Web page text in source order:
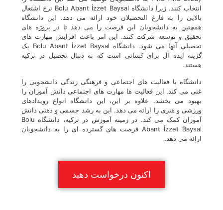
انتخاب کنند. زیرا دانشگاه Bolu Abant İzzet Baysal نرخ اشتغال
بالایی را به فارغ التحصیلان خود ارائه می دهد. این دانشگاه
همچنین به دانشجویان این فرصت را می دهد تا در پروژه های
تحقیق و توسعه شرکت کنند. این امر باعث افزایش مهارت های
تحصیلی آنها می شود. دانشگاه Bolu Abant İzzet Baysal یک
گزینه ایده آل برای کسانی است که به دنبال تحصیل در ترکیه
هستند.
دانشگاه با فعالیت های اجتماعی و فرهنگی زندگی دانشجویی را
غنی می کند. این فعالیت ها مهارت های اجتماعی دانش آموزان را
بهبود می بخشد. علاوه بر این، این دانشگاه انواع رویدادهای
ورزشی و هنری را ارائه می دهد. این به رشد جسمی و ذهنی دانش
آموزان کمک می کند. در زمینه آموزش در ترکیه، دانشگاه Bolu
Abant İzzet Baysal فرصت های گسترده ای را به دانشجویان
ارائه می دهد.
اکنون درخواست دهید